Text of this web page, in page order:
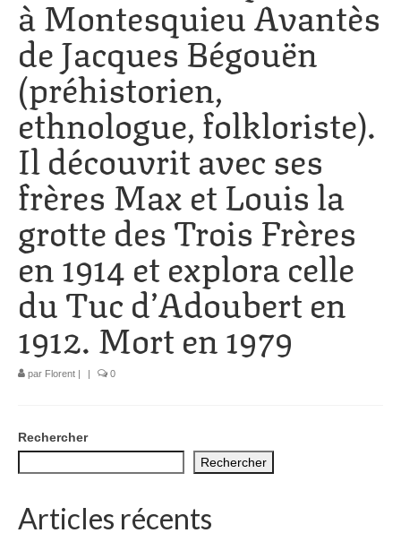
Cartulaire de Saint Sernin
Catharisme
Dates ariégeoises
1002 à 1298
1302 à 1499
1505 à 1589
1595 à 1693
1701 à 1798
1800 à 1899
1901 à 1948
Diocèses et évêques
Histoire Générale du Languedoc
HGL: 498 à 1095
à Montesquieu Avantès
de Jacques Bégouën
(préhistorien,
ethnologue, folkloriste).
Il découvrit avec ses
frères Max et Louis la
grotte des Trois Frères
en 1914 et explora celle
du Tuc d’Adoubert en
1912. Mort en 1979
par Florent | | 0
Rechercher
Rechercher
Articles récents